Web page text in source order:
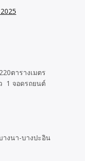
ตารางเมตร
1 จอดรถยนต์
างนา-บางปะอิน